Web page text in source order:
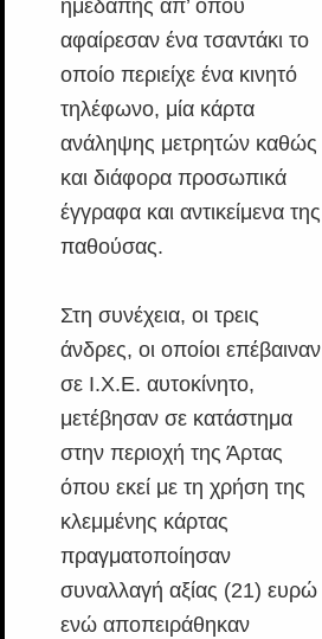
ημεδαπής απ’ όπου
αφαίρεσαν ένα τσαντάκι το
οποίο περιείχε ένα κινητό
τηλέφωνο, μία κάρτα
ανάληψης μετρητών καθώς
και διάφορα προσωπικά
έγγραφα και αντικείμενα της
παθούσας.
Στη συνέχεια, οι τρεις
άνδρες, οι οποίοι επέβαιναν
σε Ι.Χ.Ε. αυτοκίνητο,
μετέβησαν σε κατάστημα
στην περιοχή της Άρτας
όπου εκεί με τη χρήση της
κλεμμένης κάρτας
πραγματοποίησαν
συναλλαγή αξίας (21) ευρώ
ενώ αποπειράθηκαν